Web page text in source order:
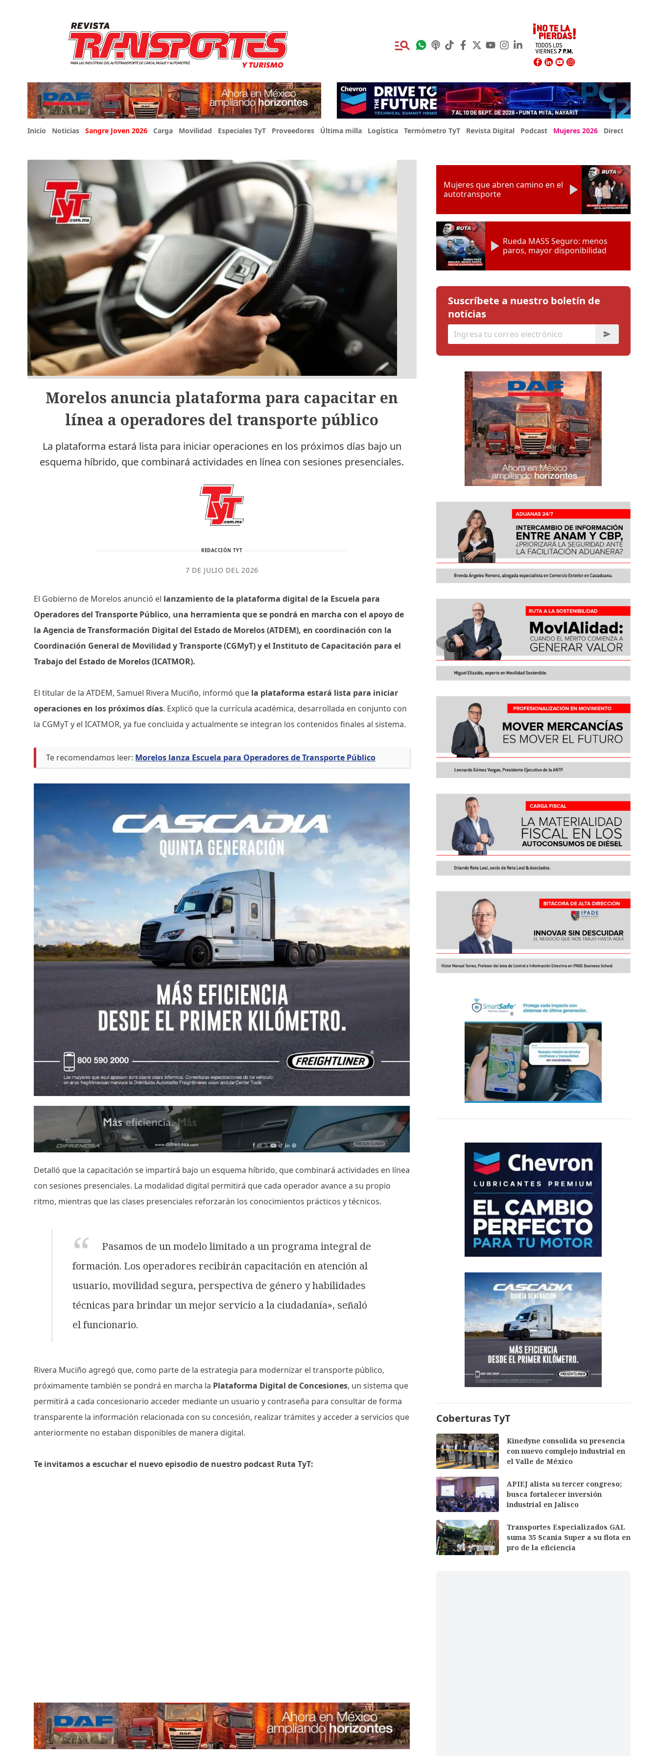
Inicio Noticias Sangre Joven 2026 Carga Movilidad Especiales TyT Proveedores Última milla Logística Termómetro TyT Revista Digital Podcast Mujeres 2026 Directorio Expo
Morelos anuncia plataforma para capacitar en
línea a operadores del transporte público
La plataforma estará lista para iniciar operaciones en los próximos días bajo un
esquema híbrido, que combinará actividades en línea con sesiones presenciales.
REDACCIÓN TYT
7 DE JULIO DEL 2026
El Gobierno de Morelos anunció el lanzamiento de la plataforma digital de la Escuela para
Operadores del Transporte Público, una herramienta que se pondrá en marcha con el apoyo de
la Agencia de Transformación Digital del Estado de Morelos (ATDEM), en coordinación con la
Coordinación General de Movilidad y Transporte (CGMyT) y el Instituto de Capacitación para el
Trabajo del Estado de Morelos (ICATMOR).
El titular de la ATDEM, Samuel Rivera Muciño, informó que la plataforma estará lista para iniciar
operaciones en los próximos días. Explicó que la currícula académica, desarrollada en conjunto con
la CGMyT y el ICATMOR, ya fue concluida y actualmente se integran los contenidos finales al sistema.
Te recomendamos leer: Morelos lanza Escuela para Operadores de Transporte Público
Detalló que la capacitación se impartirá bajo un esquema híbrido, que combinará actividades en línea
con sesiones presenciales. La modalidad digital permitirá que cada operador avance a su propio
ritmo, mientras que las clases presenciales reforzarán los conocimientos prácticos y técnicos.
Pasamos de un modelo limitado a un programa integral de
formación. Los operadores recibirán capacitación en atención al
usuario, movilidad segura, perspectiva de género y habilidades
técnicas para brindar un mejor servicio a la ciudadanía», señaló
el funcionario.
Rivera Muciño agregó que, como parte de la estrategia para modernizar el transporte público,
próximamente también se pondrá en marcha la Plataforma Digital de Concesiones, un sistema que
permitirá a cada concesionario acceder mediante un usuario y contraseña para consultar de forma
transparente la información relacionada con su concesión, realizar trámites y acceder a servicios que
anteriormente no estaban disponibles de manera digital.
Te invitamos a escuchar el nuevo episodio de nuestro podcast Ruta TyT:
Mujeres que abren camino en el
autotransporte
Rueda MASS Seguro: menos
paros, mayor disponibilidad
Suscríbete a nuestro boletín de
noticias
Coberturas TyT
Kinedyne consolida su presencia
con nuevo complejo industrial en
el Valle de México
APIEJ alista su tercer congreso;
busca fortalecer inversión
industrial en Jalisco
Transportes Especializados GAL
suma 35 Scania Super a su flota en
pro de la eficiencia